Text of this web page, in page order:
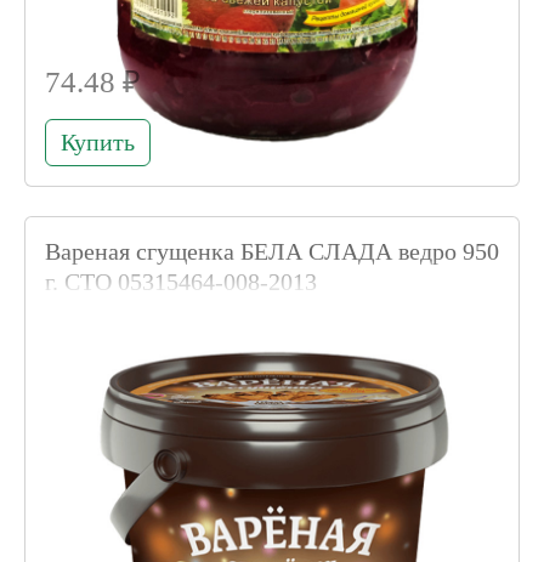
74.48 ₽
Купить
Вареная сгущенка БЕЛА СЛАДА ведро 950
г. СТО 05315464-008-2013